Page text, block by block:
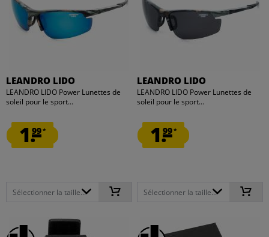
LEANDRO LIDO
LEANDRO LIDO Power Lunettes de
soleil pour le sport...
1.99*
Sélectionner la taille...
LEANDRO LIDO
LEANDRO LIDO Power Lunettes de
soleil pour le sport...
1.99*
Sélectionner la taille...